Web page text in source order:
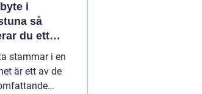
i
så
du ett
och hållbart
stammar i en
är ett av de